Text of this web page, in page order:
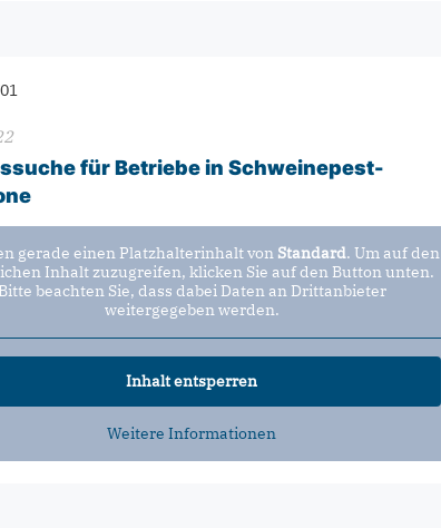
für Betriebe in Schweinepest-
gerade einen Platzhalterinhalt von Standard. Um auf den
Inhalt zuzugreifen, klicken Sie auf den Button unten.
Bitte beachten Sie, dass dabei Daten an Drittanbieter
weitergegeben werden.
Inhalt entsperren
Weitere Informationen